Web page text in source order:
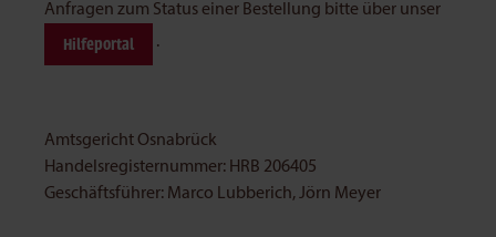
Anfragen zum Status einer Bestellung bitte über unser
Hilfeportal .
Amtsgericht Osnabrück
Handelsregisternummer: HRB 206405
Geschäftsführer: Marco Lubberich, Jörn Meyer